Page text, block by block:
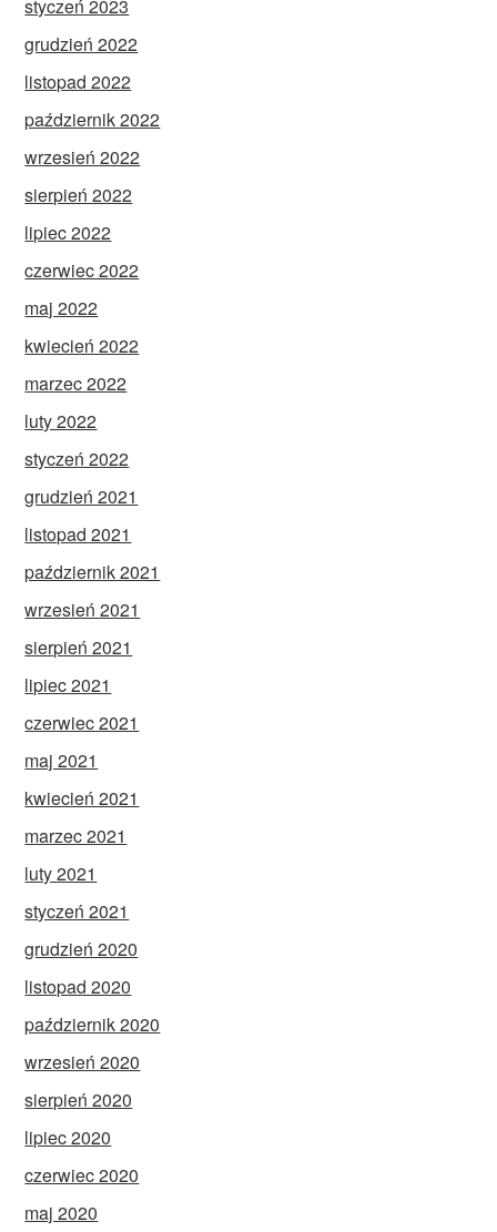
styczeń 2023
grudzień 2022
listopad 2022
październik 2022
wrzesień 2022
sierpień 2022
lipiec 2022
czerwiec 2022
maj 2022
kwiecień 2022
marzec 2022
luty 2022
styczeń 2022
grudzień 2021
listopad 2021
październik 2021
wrzesień 2021
sierpień 2021
lipiec 2021
czerwiec 2021
maj 2021
kwiecień 2021
marzec 2021
luty 2021
styczeń 2021
grudzień 2020
listopad 2020
październik 2020
wrzesień 2020
sierpień 2020
lipiec 2020
czerwiec 2020
maj 2020